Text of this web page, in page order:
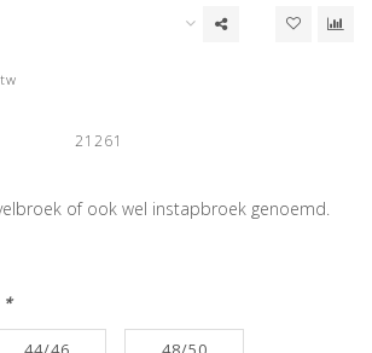
21261
of ook wel instapbroek genoemd.
*